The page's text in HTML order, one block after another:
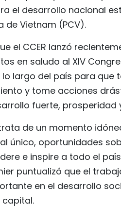
el desarrollo nacional
de Vietnam (PCV).
el CCER lanzó
en saludo al XIV
largo del país para que
y tome acciones
fuerte,
de un momento
único, oportunidades
e inspire a todo el
puntualizó que el
en el desarrollo